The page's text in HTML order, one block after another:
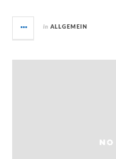
in ALLGEMEIN